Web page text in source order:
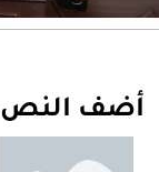
أضف النص